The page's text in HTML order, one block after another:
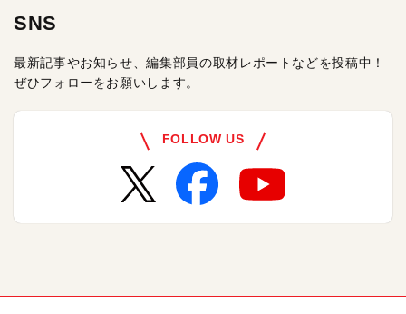
SNS
最新記事やお知らせ、編集部員の取材レポートなどを投稿中！
ぜひフォローをお願いします。
FOLLOW US